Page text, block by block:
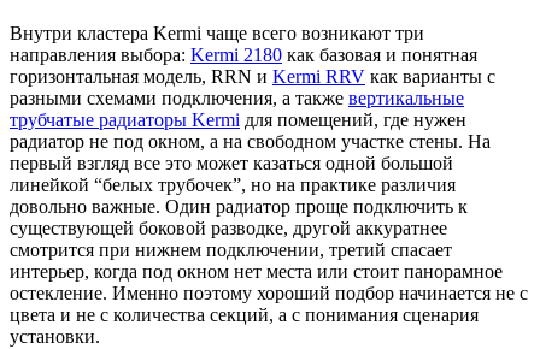
Внутри кластера Kermi чаще всего возникают три
направления выбора: Kermi 2180 как базовая и понятная
горизонтальная модель, RRN и Kermi RRV как варианты с
разными схемами подключения, а также вертикальные
трубчатые радиаторы Kermi для помещений, где нужен
радиатор не под окном, а на свободном участке стены. На
первый взгляд все это может казаться одной большой
линейкой “белых трубочек”, но на практике различия
довольно важные. Один радиатор проще подключить к
существующей боковой разводке, другой аккуратнее
смотрится при нижнем подключении, третий спасает
интерьер, когда под окном нет места или стоит панорамное
остекление. Именно поэтому хороший подбор начинается не с
цвета и не с количества секций, а с понимания сценария
установки.